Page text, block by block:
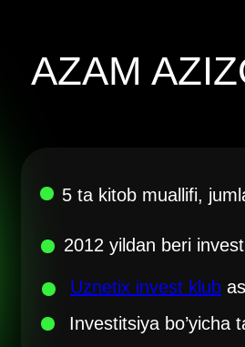
AZAM
5 ta kitob muallifi,
2012 yildan beri
Investitsiya bo’yicha
Uznetix invest klub